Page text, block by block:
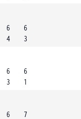
6
4
6
3
6
3
6
1
6
7